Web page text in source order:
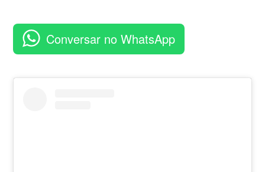
aplicativo
Conversar no WhatsApp